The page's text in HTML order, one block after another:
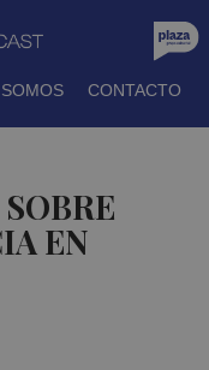
CONTACTO
EN